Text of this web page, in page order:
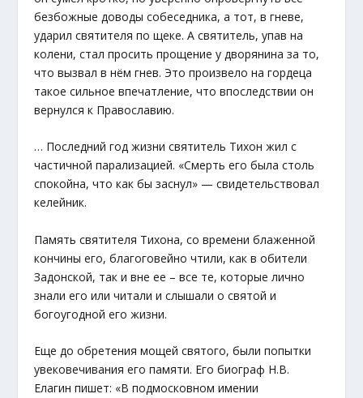
безбожные доводы собеседника, а тот, в гневе,
ударил святителя по щеке. А святитель, упав на
колени, стал просить прощение у дворянина за то,
что вызвал в нём гнев. Это произвело на гордеца
такое сильное впечатление, что впоследствии он
вернулся к Православию.
… Последний год жизни святитель Тихон жил с
частичной парализацией. «Смерть его была столь
спокойна, что как бы заснул» — свидетельствовал
келейник.
Память святителя Тихона, со времени блаженной
кончины его, благоговейно чтили, как в обители
Задонской, так и вне ее – все те, которые лично
знали его или читали и слышали о святой и
богоугодной его жизни.
Еще до обретения мощей святого, были попытки
увековечивания его памяти. Его биограф Н.В.
Елагин пишет: «В подмосковном имении